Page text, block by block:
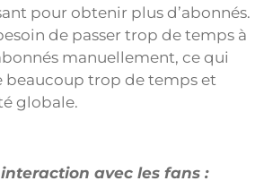
pour obtenir plus d’abonnés.
de passer trop de temps à
manuellement, ce qui
beaucoup trop de temps et
globale.
avec les fans :